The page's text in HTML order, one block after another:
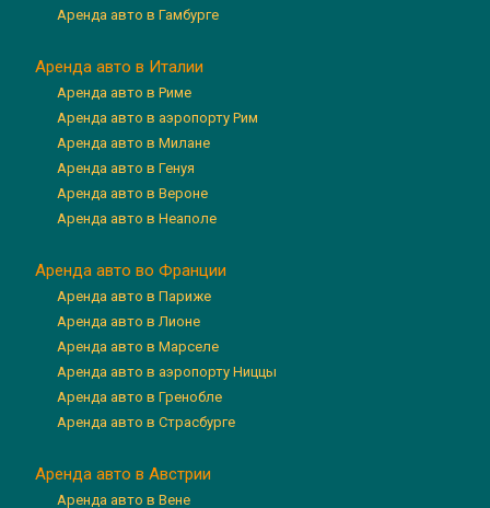
Аренда авто в Гамбурге
Аренда авто в Италии
Аренда авто в Риме
Аренда авто в аэропорту Рим
Аренда авто в Милане
Аренда авто в Генуя
Аренда авто в Вероне
Аренда авто в Неаполе
Аренда авто во Франции
Аренда авто в Париже
Аренда авто в Лионе
Аренда авто в Марселе
Аренда авто в аэропорту Ниццы
Аренда авто в Гренобле
Аренда авто в Страсбурге
Аренда авто в Австрии
Аренда авто в Вене